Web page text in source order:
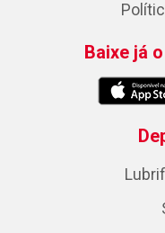
Baixe já